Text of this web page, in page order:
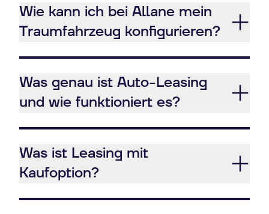
Wie kann ich bei Allane mein
Traumfahrzeug konfigurieren?
Was genau ist Auto-Leasing
und wie funktioniert es?
Was ist Leasing mit
Kaufoption?